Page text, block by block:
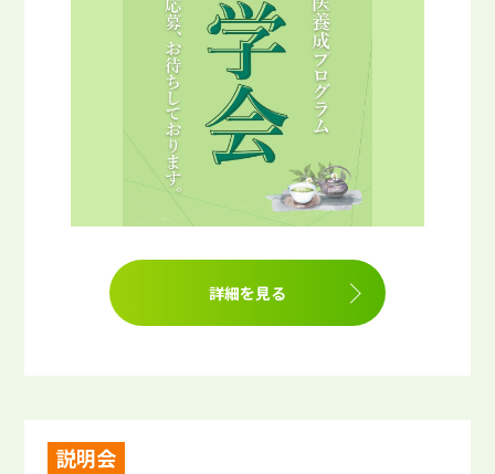
詳細を見る
説明会